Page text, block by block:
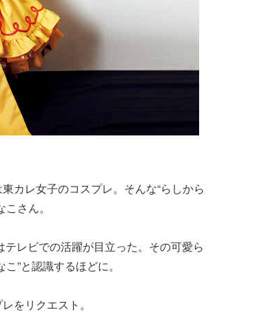
カレ女子のコスプレ。そんな“らしから
さん。
レビでの活躍が目立った。その可愛ら
”と認識するほどに。
をリクエスト。